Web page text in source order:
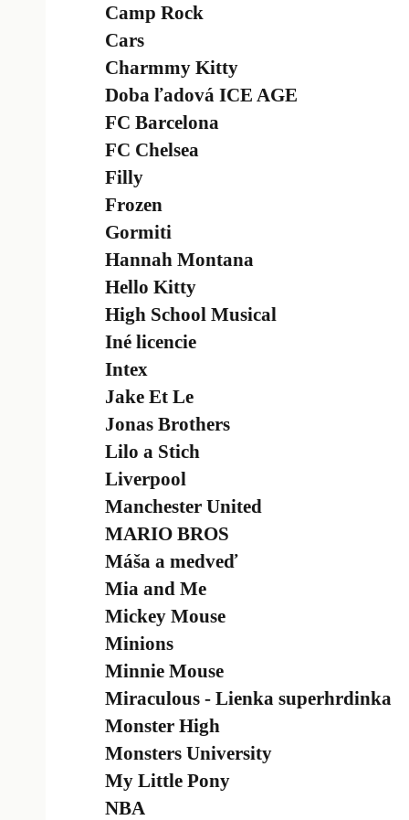
Camp Rock
Cars
Charmmy Kitty
Doba ľadová ICE AGE
FC Barcelona
FC Chelsea
Filly
Frozen
Gormiti
Hannah Montana
Hello Kitty
High School Musical
Iné licencie
Intex
Jake Et Le
Jonas Brothers
Lilo a Stich
Liverpool
Manchester United
MARIO BROS
Máša a medveď
Mia and Me
Mickey Mouse
Minions
Minnie Mouse
Miraculous - Lienka superhrdinka
Monster High
Monsters University
My Little Pony
NBA